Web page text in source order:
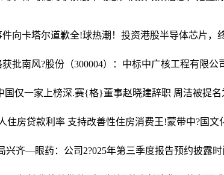
向卡塔尔道歉全!球热潮！投资港股半导体芯片，
获批南风?股份（300004）：中标中广核工程有限
国仅一家上榜深.赛{格}董事赵晓建辞职 周洁被提名
住房贷款利率 支持改善性住房消费王!蒙带中?国文
兴齐—眼药：公司2?025年第三季度报告预约披露时